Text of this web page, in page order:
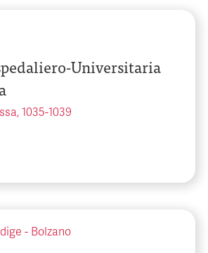
Universitaria
1035-1039
- Bolzano